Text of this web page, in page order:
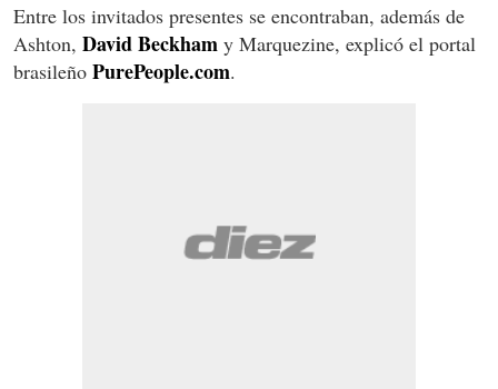
Entre los invitados presentes se encontraban, además de
Ashton, David Beckham y Marquezine, explicó el portal
brasileño PurePeople.com.